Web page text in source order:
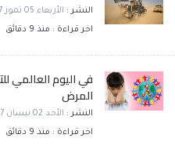
النشر : الأربعاء 05 تموز 2017
اخر قراءة : منذ 9 دقائق
في اليوم العالمي
المرض
النشر : الأحد 02 نيسان 2017
اخر قراءة : منذ 9 دقائق